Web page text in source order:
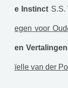
e Instinct S.S.
egen voor
en Vertalingen
ïelle van der Pol